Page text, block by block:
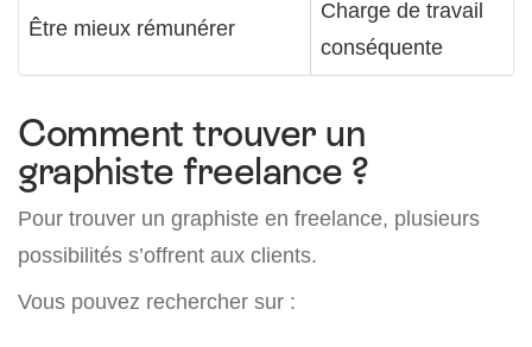
Être mieux rémunérer
Charge de travail
conséquente
Comment trouver un
graphiste freelance ?
Pour trouver un graphiste en freelance, plusieurs
possibilités s’offrent aux clients.
Vous pouvez rechercher sur :